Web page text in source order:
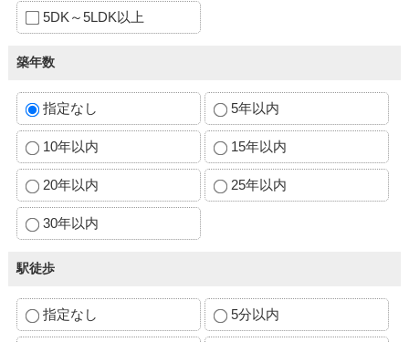
5DK～5LDK以上
築年数
指定なし 5年以内
10年以内 15年以内
20年以内 25年以内
30年以内
駅徒歩
指定なし 5分以内